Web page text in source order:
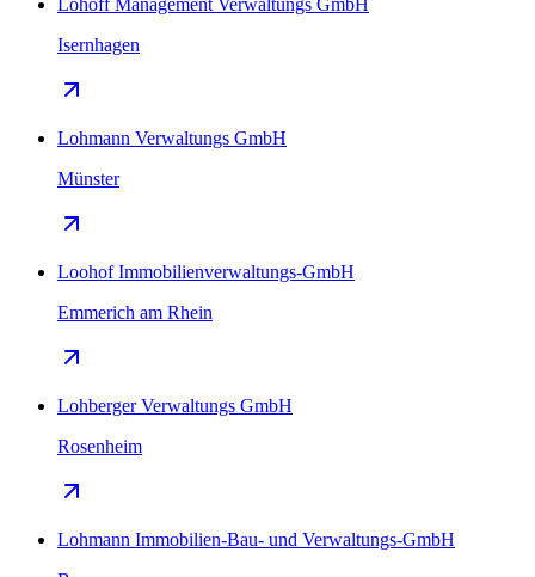
Isernhagen
Lohmann Verwaltungs GmbH
Münster
Loohof Immobilienverwaltungs-GmbH
Emmerich am Rhein
Lohberger Verwaltungs GmbH
Rosenheim
Lohmann Immobilien-Bau- und Verwaltungs-GmbH